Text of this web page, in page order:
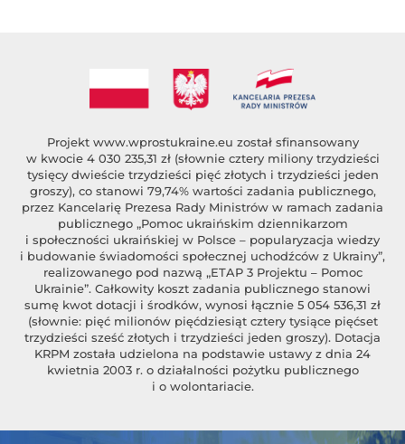
Projekt www.wprostukraine.eu został sfinansowany
w kwocie 4 030 235,31 zł (słownie cztery miliony trzydzieści
tysięcy dwieście trzydzieści pięć złotych i trzydzieści jeden
groszy), co stanowi 79,74% wartości zadania publicznego,
przez Kancelarię Prezesa Rady Ministrów w ramach zadania
publicznego „Pomoc ukraińskim dziennikarzom
i społeczności ukraińskiej w Polsce – popularyzacja wiedzy
i budowanie świadomości społecznej uchodźców z Ukrainy”,
realizowanego pod nazwą „ETAP 3 Projektu – Pomoc
Ukrainie”. Całkowity koszt zadania publicznego stanowi
sumę kwot dotacji i środków, wynosi łącznie 5 054 536,31 zł
(słownie: pięć milionów pięćdziesiąt cztery tysiące pięćset
trzydzieści sześć złotych i trzydzieści jeden groszy). Dotacja
KRPM została udzielona na podstawie ustawy z dnia 24
kwietnia 2003 r. o działalności pożytku publicznego
i o wolontariacie.